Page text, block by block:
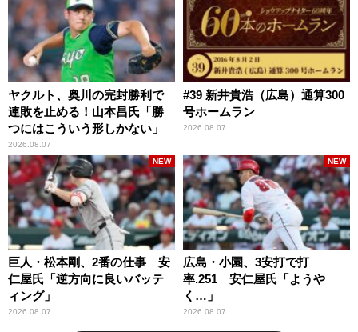
ヤクルト、奥川の完封勝利で
連敗を止める！山本昌氏「勝
つにはこういう形しかない」
2026.08.07
#39 新井貴浩（広島）通算300
号ホームラン
2026.08.07
巨人・松本剛、2番の仕事 安
仁屋氏「逆方向に良いバッテ
ィング」
2026.08.07
NEW
広島・小園、3安打で打
率.251 安仁屋氏「ようや
く…」
2026.08.07
NEW